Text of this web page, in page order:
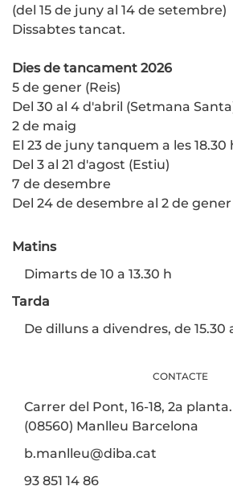
(del 15 de juny al 14 de setembre)
Dissabtes tancat.
Dies de tancament 2026
5 de gener (Reis)
Del 30 al 4 d'abril (Setmana
2 de maig
El 23 de juny tanquem a les 18.30
Del 3 al 21 d'agost (Estiu)
7 de desembre
Del 24 de desembre al 2 de gener
Matins
Dimarts de 10 a 13.30 h
Tarda
De dilluns a divendres, de 15.30
CONTACTE
Carrer del Pont, 16-18, 2a planta.
(08560) Manlleu Barcelona
b.manlleu@diba.cat
93 851 14 86